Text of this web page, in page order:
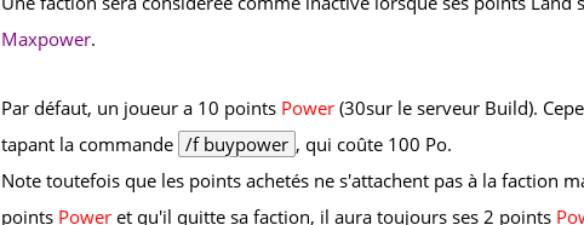
Maxpower.
Par défaut, un joueur a 10 points Power (30sur le serveur Build).
tapant la commande /f buypower , qui coûte 100 Po.
Note toutefois que les points achetés ne s'attachent pas à la faction
points Power et qu'il quitte sa faction, il aura toujours ses 2 points